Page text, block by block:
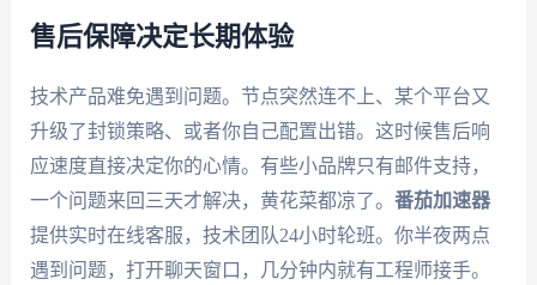
售后保障决定长期体验
技术产品难免遇到问题。节点突然连不上、某个平台又
升级了封锁策略、或者你自己配置出错。这时候售后响
应速度直接决定你的心情。有些小品牌只有邮件支持，
一个问题来回三天才解决，黄花菜都凉了。 番茄加速器
提供实时在线客服，技术团队24小时轮班。你半夜两点
遇到问题，打开聊天窗口，几分钟内就有工程师接手。